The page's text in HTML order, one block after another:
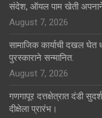
संदेश, ऑयल पाम खेती
August 7, 2026
सामाजिक कार्याची दखल घेत
पुरस्काराने सन्मानित.
August 7, 2026
गणगापूर दत्तक्षेत्रात दंडी
दीक्षेला प्रारंभ।